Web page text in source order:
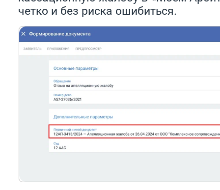
четко и без риска ошибиться.